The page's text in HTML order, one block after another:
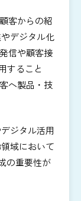
客からの紹
デジタル化
信や顧客接
すること
へ製品・技
ジタル活用
域において
の重要性が